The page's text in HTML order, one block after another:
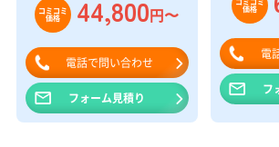
コミコミ
価格 44,800円〜
電話で問い合わせ
フォーム見積り
価格
電
フ